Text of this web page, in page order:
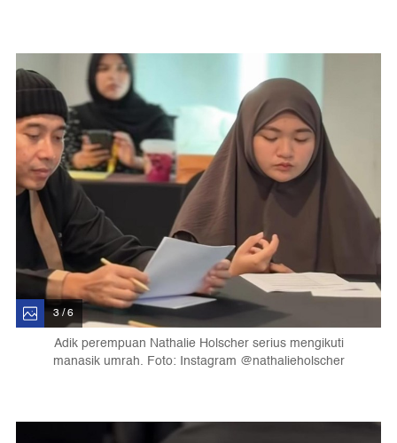
3 / 6
Adik perempuan Nathalie Holscher serius mengikuti
manasik umrah. Foto: Instagram @nathalieholscher